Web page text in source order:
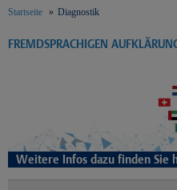
Startseite Diagnostik
text.skipToContent
text.skipToNavigation
FREMDSPRACHIGEN
Weitere Infos dazu finden Sie